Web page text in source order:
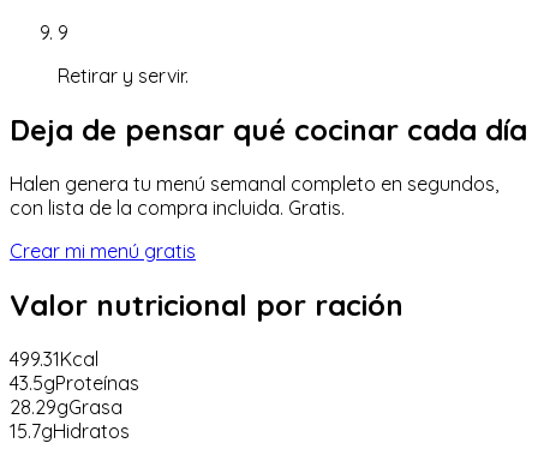
9
Retirar y servir.
Deja de pensar qué cocinar cada día
Halen genera tu menú semanal completo en segundos,
con lista de la compra incluida. Gratis.
Crear mi menú gratis
Valor nutricional por ración
499.31Kcal
43.5gProteínas
28.29gGrasa
15.7gHidratos